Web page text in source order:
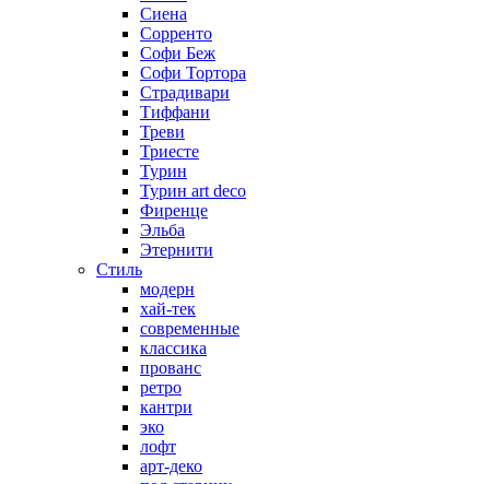
Сиена
Сорренто
Софи Беж
Софи Тортора
Страдивари
Тиффани
Треви
Триесте
Турин
Турин art deco
Фиренце
Эльба
Этернити
Стиль
модерн
хай-тек
современные
классика
прованс
ретро
кантри
эко
лофт
арт-деко